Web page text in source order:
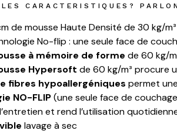
CARACTERISTIQUES?
de mousse Haute Densité de 30 kg/
No-flip : une seule face de
à mémoire de forme de 60 kg/
Hypersoft de 60 kg/m³ procure
fibres hypoallergéniques permet
NO-FLIP(une seule face de
et rend l’utilisation
lavage à sec